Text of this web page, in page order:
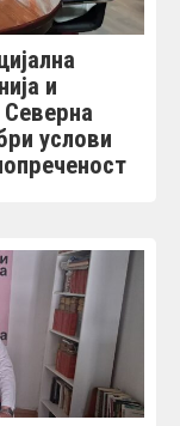
и
Северна
услови